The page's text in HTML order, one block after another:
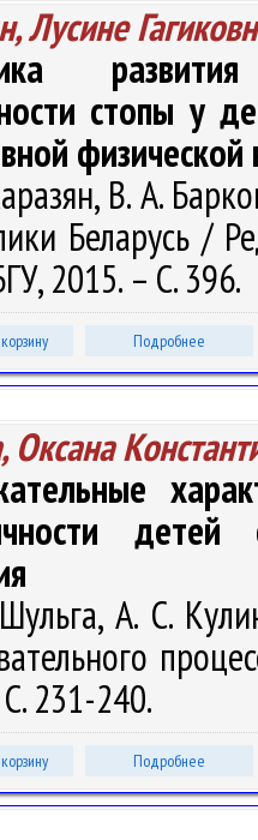
Лусине
стопы у
физической
В. А.
Беларусь /
2015. – С. 396.
Подробнее
Оксана
детей
А. С.
231-240.
Подробнее